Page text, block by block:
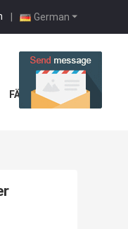
German
|
FÄLLE